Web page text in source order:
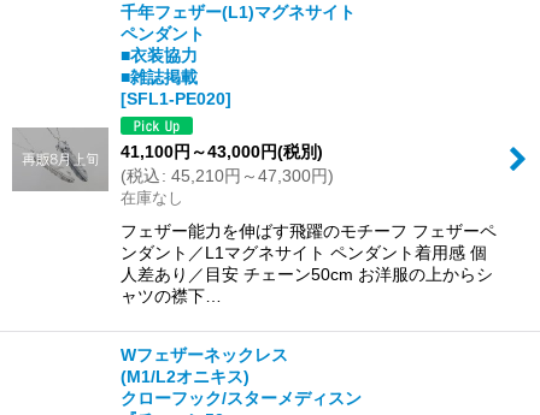
千年フェザー(L1)マグネサイト
ペンダント
■衣装協力
■雑誌掲載
[SFL1-PE020]
41,100円 ～43,000円(税別)
(税込: 45,210円 ～47,300円)
在庫なし
フェザー能力を伸ばす飛躍のモチーフ フェザーペ
ンダント／L1マグネサイト ペンダント着用感 個
人差あり／目安 チェーン50cm お洋服の上からシ
ャツの襟下…
Wフェザーネックレス
(M1/L2オニキス)
クローフック/スターメディスン